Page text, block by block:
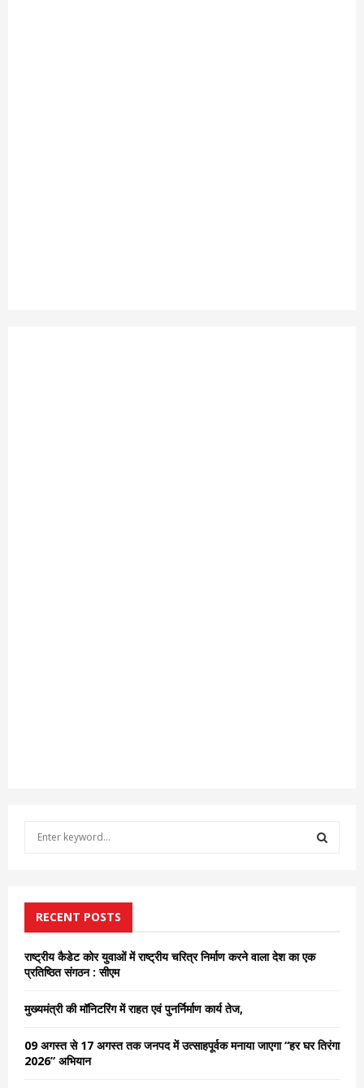
f
o
r
RECENT POSTS
राष्ट्रीय कैडेट कोर युवाओं में राष्ट्रीय चरित्र निर्माण करने वाला देश का एक
प्रतिष्ठित संगठन : सीएम
मुख्यमंत्री की मॉनिटरिंग में राहत एवं पुनर्निर्माण कार्य तेज,
09 अगस्त से 17 अगस्त तक जनपद में उत्साहपूर्वक मनाया जाएगा “हर घर तिरंगा
2026” अभियान